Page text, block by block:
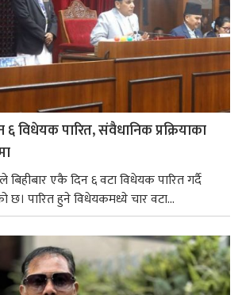
६ विधेयक पारित, संवैधानिक प्रक्रियाका
बिहीबार एकै दिन ६ वटा विधेयक पारित गर्दै
छ। पारित हुने विधेयकमध्ये चार वटा...